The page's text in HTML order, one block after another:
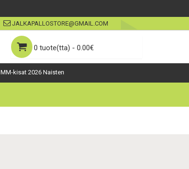
JALKAPALLOSTORE@GMAIL.COM
0 tuote(tta) - 0.00€
MM-kisat 2026 Naisten